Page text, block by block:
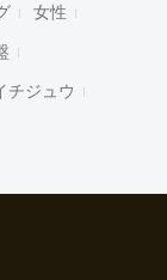
女性
チジュウ